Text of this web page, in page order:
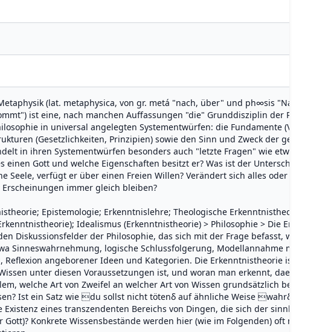
(lat. metaphysica, von gr. metá "nach, über" und ph∞sis "Natur,
ist eine, nach manchen Auffassungen "die" Grunddisziplin der
in universal angelegten Systementwürfen: die Fundamente
(Gesetzlichkeiten, Prinzipien) sowie den Sinn und Zweck der gesamten
in ihren Systementwürfen besonders auch "letzte Fragen" wie etwa:
einen Gott und welche Eigenschaften besitzt er? Was ist der Unterschied
Seele, verfügt er über einen Freien Willen? Verändert sich alles oder gibt es
immer gleich bleiben?
Epistemologie; Erkenntnislehre; Theologische Erkenntnistheorie;
Idealismus (Erkenntnistheorie) > Philosophie > Die
Diskussionsfelder der Philosophie, das sich mit der Frage befasst, wie
Sinneswahrnehmung, logische Schlussfolgerung, Modellannahme mit
angeborener Ideen und Kategorien. Die Erkenntnistheorie ist mit
unter diesen Voraussetzungen ist, und woran man erkennt, daes
welche Art von Zweifel an welcher Art von Wissen grundsätzlich bestehen
Ist ein Satz wie du sollst nicht tötenδ auf ähnliche Weise wahrδ wie
Existenz eines transzendenten Bereichs von Dingen, die sich der sinnlichen
Gott)? Konkrete Wissensbestände werden hier (wie im Folgenden) oft nur als